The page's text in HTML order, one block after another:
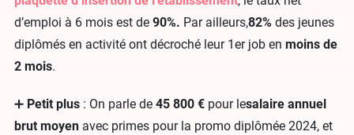
d’emploi à 6 mois est de 90%. Par ailleurs,82% des jeunes
diplômés en activité ont décroché leur 1er job en moins de
2 mois.
➕ Petit plus : On parle de 45 800 € pour lesalaire annuel
brut moyen avec primes pour la promo diplômée 2024, et